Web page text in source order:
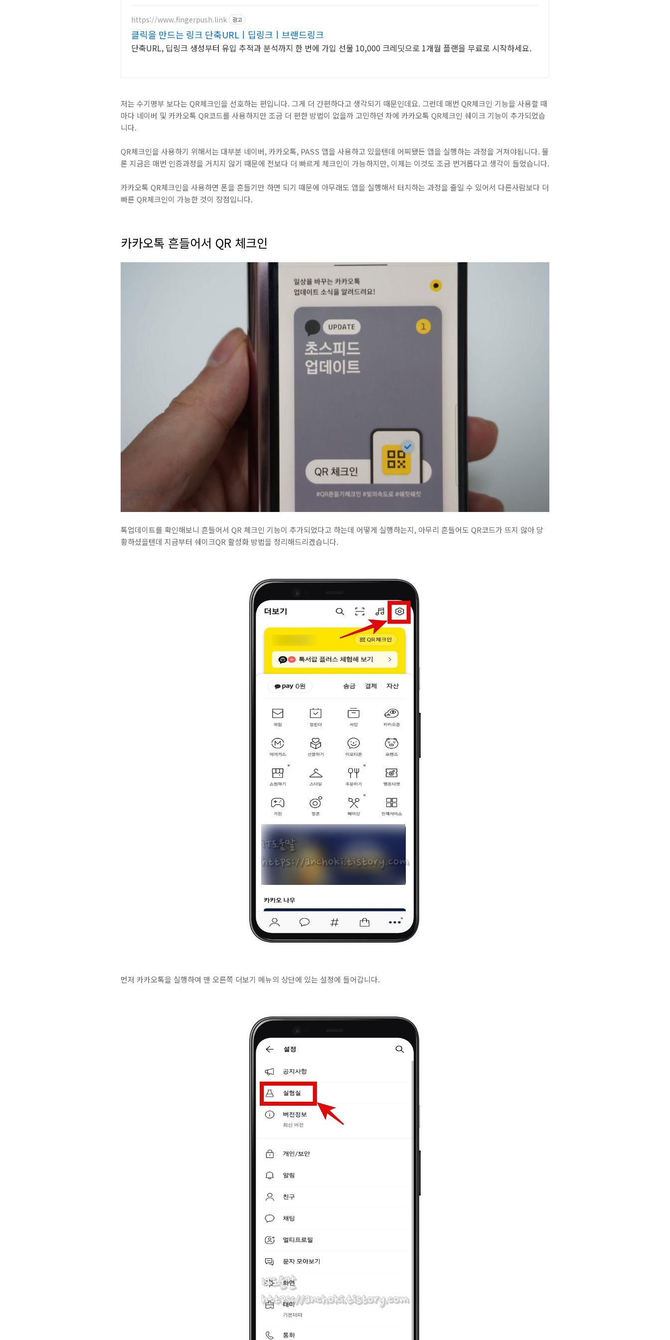
https://www.fingerpush.link 광고
클릭을 만드는 링크 단축URLㅣ딥링크ㅣ브랜드링크
단축URL, 딥링크 생성부터 유입 추적과 분석까지 한 번에 가입 선물 10,000 크레딧으로 1개월 플랜을 무료로 시작하세요.
저는 수기명부 보다는 QR체크인을 선호하는 편입니다. 그게 더 간편하다고 생각되기 때문인데요. 그런데 매번 QR체크인 기능을 사용할 때
마다 네이버 및 카카오톡 QR코드를 사용하지만 조금 더 편한 방법이 없을까 고민하던 차에 카카오톡 QR체크인 쉐이크 기능이 추가되었습
니다.
QR체크인을 사용하기 위해서는 대부분 네이버, 카카오톡, PASS 앱을 사용하고 있을텐데 어찌됐든 앱을 실행하는 과정을 거쳐야됩니다. 물
론 지금은 매번 인증과정을 거치지 않기 때문에 전보다 더 빠르게 체크인이 가능하지만, 이제는 이것도 조금 번거롭다고 생각이 들었습니다.
카카오톡 QR체크인을 사용하면 폰을 흔들기만 하면 되기 때문에 아무래도 앱을 실행해서 터치하는 과정을 줄일 수 있어서 다른사람보다 더
빠른 QR체크인이 가능한 것이 장점입니다.
카카오톡 흔들어서 QR 체크인
톡업데이트를 확인해보니 흔들어서 QR 체크인 기능이 추가되었다고 하는데 어떻게 실행하는지, 아무리 흔들어도 QR코드가 뜨지 않아 당
황하셨을텐데 지금부터 쉐이크QR 활성화 방법을 정리해드리겠습니다.
먼저 카카오톡을 실행하여 맨 오른쪽 더보기 메뉴의 상단에 있는 설정에 들어갑니다.